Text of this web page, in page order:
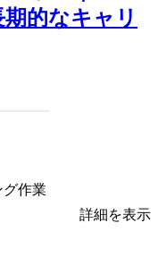
的なキャリ
作業
詳細を表示